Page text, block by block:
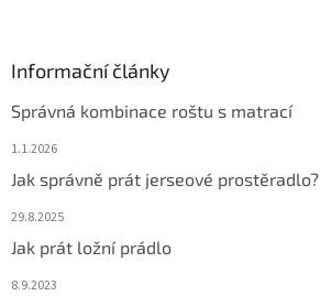
Informační články
Správná kombinace roštu s matrací
1.1.2026
Jak správně prát jerseové prostěradlo?
29.8.2025
Jak prát ložní prádlo
8.9.2023